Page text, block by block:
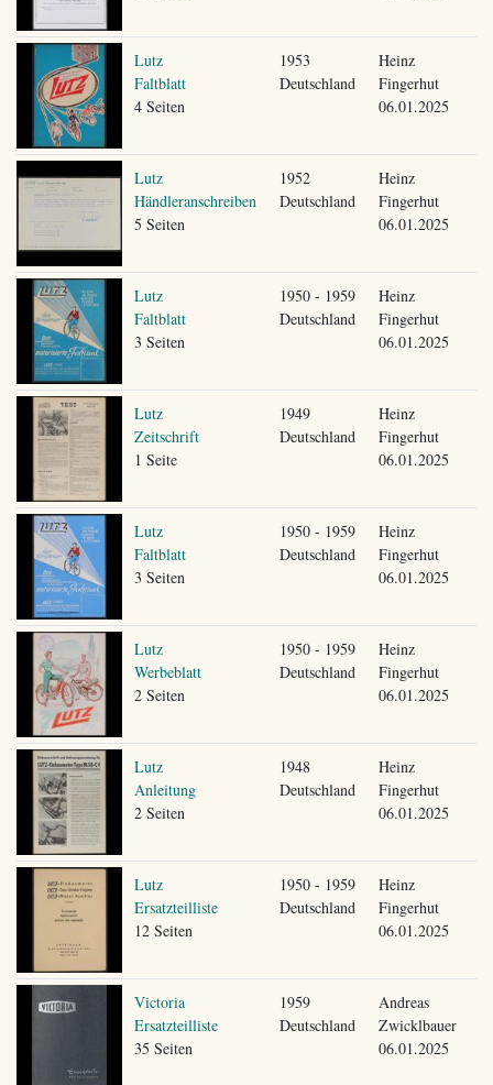
Lutz
Faltblatt
4 Seiten
1953
Deutschland
Heinz
Fingerhut
06.01.2025
Lutz
Händleranschreiben
5 Seiten
1952
Deutschland
Heinz
Fingerhut
06.01.2025
Lutz
Faltblatt
3 Seiten
1950 - 1959
Deutschland
Heinz
Fingerhut
06.01.2025
Lutz
Zeitschrift
1 Seite
1949
Deutschland
Heinz
Fingerhut
06.01.2025
Lutz
Faltblatt
3 Seiten
1950 - 1959
Deutschland
Heinz
Fingerhut
06.01.2025
Lutz
Werbeblatt
2 Seiten
1950 - 1959
Deutschland
Heinz
Fingerhut
06.01.2025
Lutz
Anleitung
2 Seiten
1948
Deutschland
Heinz
Fingerhut
06.01.2025
Lutz
Ersatzteilliste
12 Seiten
1950 - 1959
Deutschland
Heinz
Fingerhut
06.01.2025
Victoria
Ersatzteilliste
35 Seiten
1959
Deutschland
Andreas
Zwicklbauer
06.01.2025